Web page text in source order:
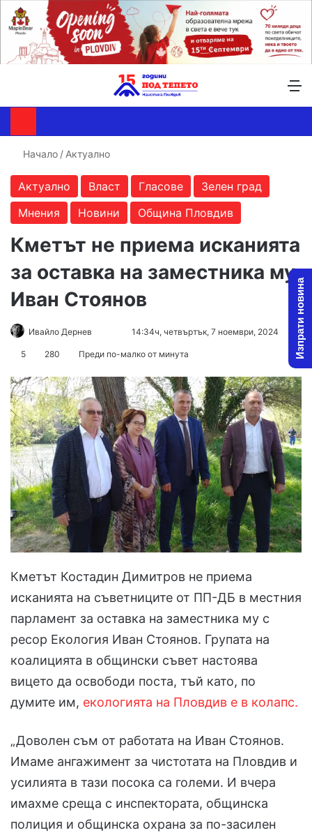
Начало / Актуално
Актуално Власт Гласове
Зелен град
Мнения
Новини Община Пловдив
Кметът не приема исканията
за оставка на заместника му
Иван Стоянов
Ивайло Дернев
Send14:34ч, четвъртък, 7 ноември, 2024
5 280 Преди по-малко от минута
Кметът Костадин Димитров не приема
исканията на съветниците от ПП-ДБ в местния
парламент за оставка на заместника му с
ресор Екология Иван Стоянов. Групата на
коалицията в общински съвет настоява
вицето да освободи поста, тъй като, по
думите им, екологията на Пловдив е в колапс.
„Доволен съм от работата на Иван Стоянов.
Имаме ангажимент за чистотата на Пловдив и
усилията в тази посока са големи. И вчера
имахме среща с инспектората, общинска
полиция и общинска охрана за по-засилен
Изпрати новина